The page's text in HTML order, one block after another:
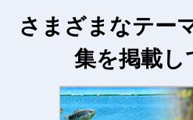
さまざまなテー
集を掲載